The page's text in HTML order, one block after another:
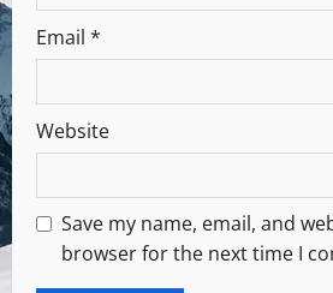
Email *
Website
Save my name, email, and
browser for the next time I